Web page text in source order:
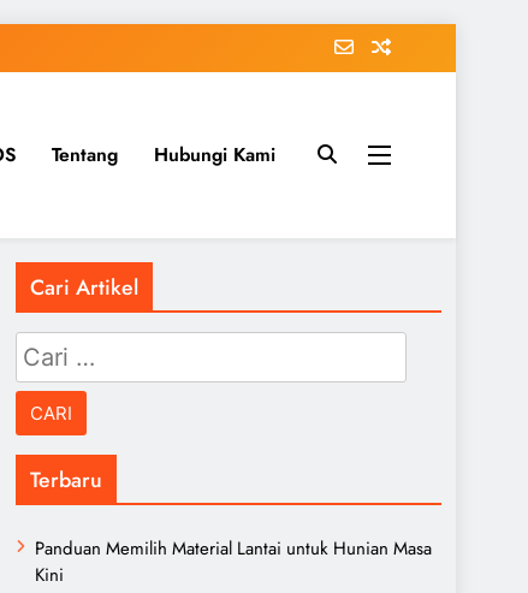
Tentang Hubungi Kami
Cari Artikel
Cari
untuk:
Terbaru
Panduan Memilih Material Lantai untuk Hunian Masa
Kini